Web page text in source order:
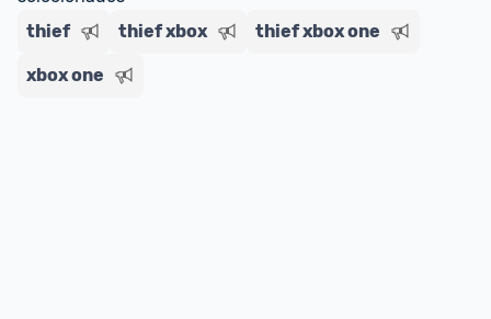
thief
thief xbox thief xbox one
xbox one